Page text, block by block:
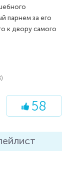
парнем за его
к двору самого
58